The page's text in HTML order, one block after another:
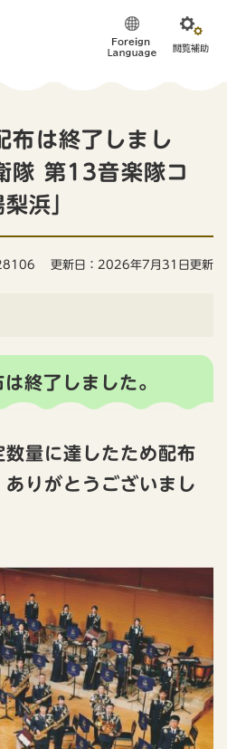
布は終了しまし
隊 第13音楽隊コ
浜」
更新日：2026年7月31日更新
終了しました。
数量に達したため配布
りがとうございまし